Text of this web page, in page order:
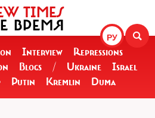
РУ
TIMES
ВРЕМЯ
Interview
Repressions
Blogs / Ukraine
Israel
Putin Kremlin Duma